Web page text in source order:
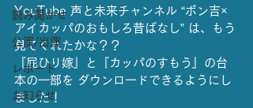
読み聞かせ
公演/出演
レポート
お知らせ
YouTube 声と未来チャンネル “ポン吉×
アイカッパのおもしろ昔ばなし” は、もう
見てくれたかな？？
『屁ひり嫁』と『カッパのすもう』の台
本の一部を ダウンロードできるようにし
ました！